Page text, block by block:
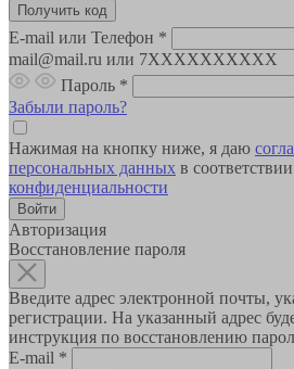
E-mail или Телефон *
mail@mail.ru или 7XXXXXXXXXX
Пароль *
Забыли пароль?
Нажимая на кнопку ниже, я даю
персональных данных в
конфиденциальности
Авторизация
Восстановление пароля
Введите адрес электронной почты,
регистрации. На указанный адрес
инструкция по восстановлению
E-mail *